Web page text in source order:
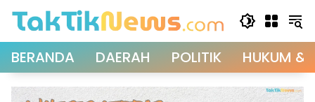
BERANDA DAERAH POLITIK HUKUM &